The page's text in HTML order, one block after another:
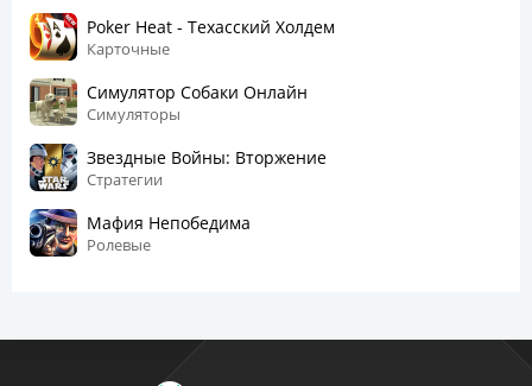
Poker Heat - Техасский Холдем
Карточные
Симулятор Собаки Онлайн
Симуляторы
Звездные Войны: Вторжение
Стратегии
Мафия Непобедима
Ролевые